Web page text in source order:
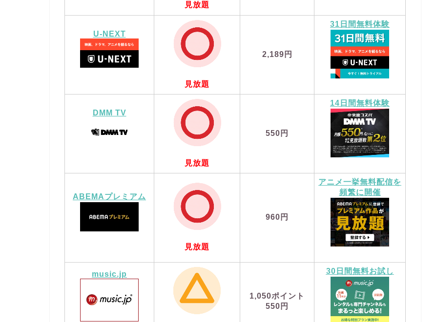
見放題
U-NEXT
見放題
2,189円
31日間無料体験
DMM TV
見放題
550円
14日間無料体験
ABEMAプレミアム
見放題
960円
アニメ一挙無料配信を
頻繁に開催
music.jp
1,050ポイント
550円
30日間無料お試し